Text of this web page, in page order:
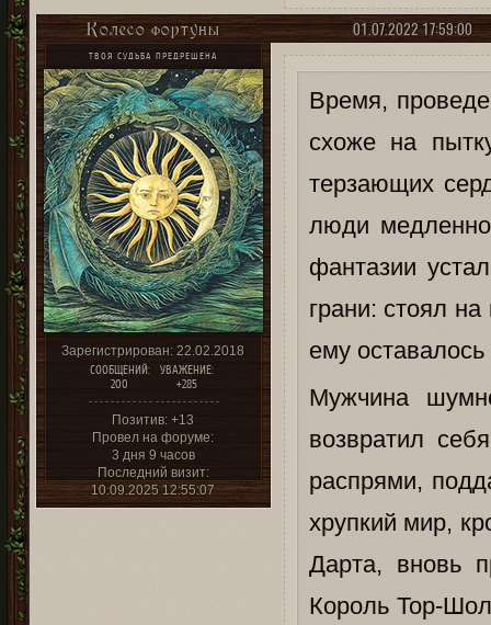
01.07.2022 17:59:00
Колесо фортуны
ТВОЯ СУДЬБА ПРЕДРЕШЕНА
Зарегистрирован: 22.02.2018
СООБЩЕНИЙ:
200
УВАЖЕНИЕ:
+285
Позитив: +13
Провел на форуме:
3 дня 9 часов
Последний визит:
10.09.2025 12:55:07
Время,
схоже на
терзающих
люди
фантазии
грани: стоял
ему
Мужчина
возвратил
распрями,
хрупкий мир,
Дарта, вновь
Король Тор-